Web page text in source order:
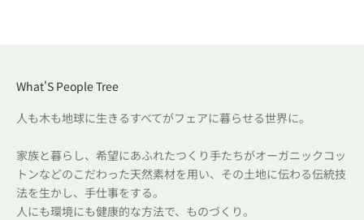
What'S People Tree
人も木も地球に生きるすべてがフェアに暮らせる世界に。
家族と暮らし、希望にあふれたつくり手たちがオーガニックコッ
トンなどのこだわった天然素材を用い、その土地に伝わる伝統技
法を生かし、手仕事をする。
人にも環境にも健康的な方法で、ものづくり。